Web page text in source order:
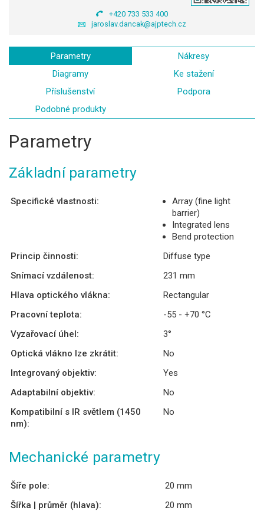
+420 733 533 400
jaroslav.dancak@ajptech.cz
Parametry
Nákresy
Diagramy
Ke stažení
Příslušenství
Podpora
Podobné produkty
Parametry
Základní parametry
Specifické vlastnosti:
Array (fine light
barrier)
Integrated lens
Bend protection
Princip činnosti:
Diffuse type
Snímací vzdálenost:
231 mm
Hlava optického vlákna:
Rectangular
Pracovní teplota:
-55 - +70 °C
Vyzařovací úhel:
3°
Optická vlákno lze zkrátit:
No
Integrovaný objektiv:
Yes
Adaptabilní objektiv:
No
Kompatibilní s IR světlem (1450
nm):
No
Mechanické parametry
Šíře pole:
20 mm
Šířka | průměr (hlava):
20 mm